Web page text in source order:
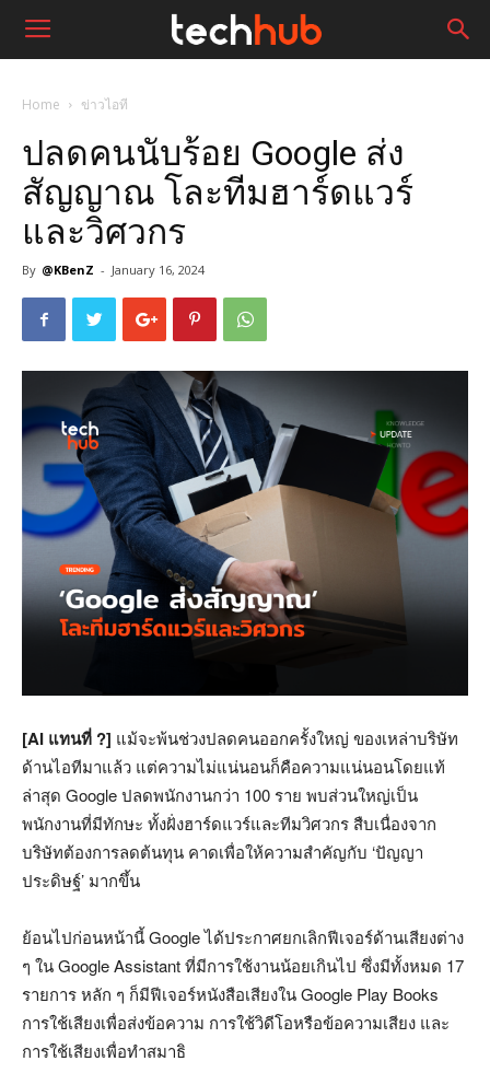
Home ข่าวไอที
ปลดคนนับร้อย Google ส่ง
สัญญาณ โละทีมฮาร์ดแวร์
และวิศวกร
By @KBenZ - January 16, 2024
[AI แทนที่ ?] แม้จะพ้นช่วงปลดคนออกครั้งใหญ่ ของเหล่าบริษัท
ด้านไอทีมาแล้ว แต่ความไม่แน่นอนก็คือความแน่นอนโดยแท้
ล่าสุด Google ปลดพนักงานกว่า 100 ราย พบส่วนใหญ่เป็น
พนักงานที่มีทักษะ ทั้งฝั่งฮาร์ดแวร์และทีมวิศวกร สืบเนื่องจาก
บริษัทต้องการลดต้นทุน คาดเพื่อให้ความสำคัญกับ ‘ปัญญา
ประดิษฐ์’ มากขึ้น
ย้อนไปก่อนหน้านี้ Google ได้ประกาศยกเลิกฟีเจอร์ด้านเสียงต่าง
ๆ ใน Google Assistant ที่มีการใช้งานน้อยเกินไป ซึ่งมีทั้งหมด 17
รายการ หลัก ๆ ก็มีฟีเจอร์หนังสือเสียงใน Google Play Books
การใช้เสียงเพื่อส่งข้อความ การใช้วิดีโอหรือข้อความเสียง และ
การใช้เสียงเพื่อทำสมาธิ